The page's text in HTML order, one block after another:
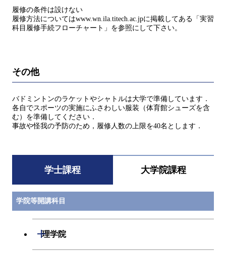
履修の条件は設けない
履修方法についてはwww.wn.ila.titech.ac.jpに掲載してある「実習
科目履修手続フローチャート」を参照にして下さい。
その他
バドミントンのラケットやシャトルは大学で準備しています．
各自でスポーツの実施にふさわしい服装（体育館シューズを含
む）を準備してください．
事故や怪我の予防のため，履修人数の上限を40名とします．
学士課程 大学院課程
学院等開講科目
理学院
開閉